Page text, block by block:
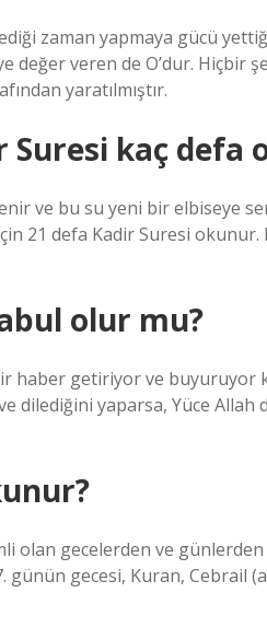
zaman yapmaya gücü
veren de O’dur. Hiçbir
yaratılmıştır.
Suresi kaç defa
ve bu su yeni bir elbiseye
21 defa Kadir Suresi okunur.
olur mu?
getiriyor ve buyuruyor ki:
dilediğini yaparsa, Yüce
olan gecelerden ve
günün gecesi, Kuran, Cebrail